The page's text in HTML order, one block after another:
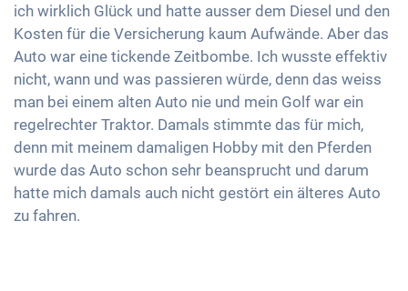
ich wirklich Glück und hatte ausser dem Diesel und den
Kosten für die Versicherung kaum Aufwände. Aber das
Auto war eine tickende Zeitbombe. Ich wusste effektiv
nicht, wann und was passieren würde, denn das weiss
man bei einem alten Auto nie und mein Golf war ein
regelrechter Traktor. Damals stimmte das für mich,
denn mit meinem damaligen Hobby mit den Pferden
wurde das Auto schon sehr beansprucht und darum
hatte mich damals auch nicht gestört ein älteres Auto
zu fahren.